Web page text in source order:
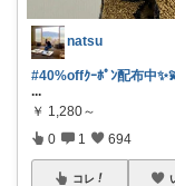
natsu
#40%offｸｰﾎﾟﾝ配布中
...
￥ 1,280～
0 1 694
コレ